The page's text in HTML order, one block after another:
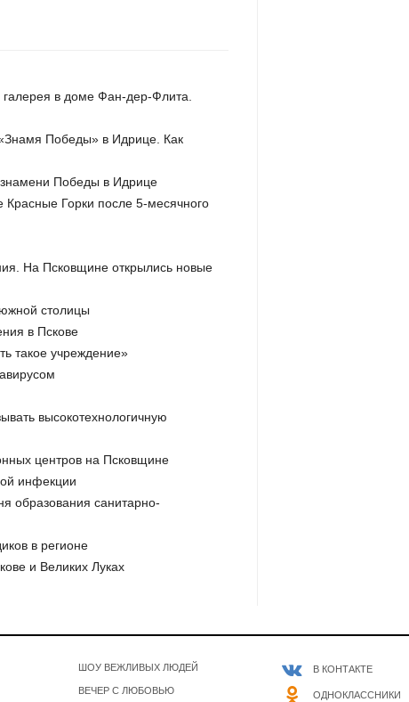
галерея в доме Фан-дер-Флита.
Победы» в Идрице. Как
Победы в Идрице
Красные Горки после 5-месячного
На Псковщине открылись новые
столицы
в Пскове
такое учреждение»
высокотехнологичную
центров на Псковщине
инфекции
образования санитарно-
в регионе
и Великих Луках
ШОУ ВЕЖЛИВЫХ ЛЮДЕЙ
ВЕЧЕР С ЛЮБОВЬЮ
В КОНТАКТЕ
ОДНОКЛАССНИКИ